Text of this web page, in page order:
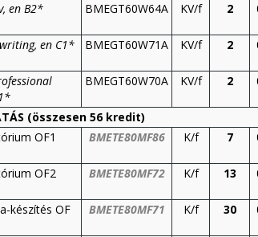
en B2* BMEGT60W64A KV/f 2
en C1* BMEGT60W71A KV/f 2
BMEGT60W70A KV/f 2
(összesen 56 kredit)
OF1
BMETE80MF86 K/f 7
OF2 BMETE80MF72 K/f 13
készítés OF BMETE80MF71 K/f 30